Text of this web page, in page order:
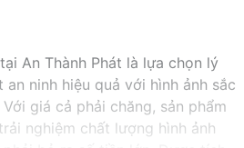
An Thành Phát là lựa chọn lý
ninh hiệu quả với hình ảnh sắc
giá cả phải chăng, sản phẩm
nghiệm chất lượng hình ảnh